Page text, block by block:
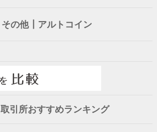
その他┃アルトコイン
取引所おすすめランキング